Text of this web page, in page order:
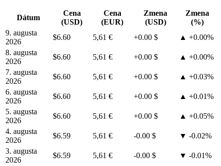
Dátum
Cena
(USD)
Cena
(EUR)
Zmena
(USD)
Zmena
(%)
9. augusta
2026
$6.60 5,61 € +0.00 $
▲ +0.00%
8. augusta
2026
$6.60 5,61 € +0.00 $
▲ +0.00%
7. augusta
2026
$6.60 5,61 € +0.00 $
▲ +0.03%
6. augusta
2026
$6.60 5,61 € +0.00 $
▲ +0.01%
5. augusta
2026
$6.60 5,61 € +0.00 $
▲ +0.05%
4. augusta
2026
$6.59 5,61 € -0.00 $
▼ -0.02%
3. augusta
2026
$6.59 5,61 € -0.00 $
▼ -0.01%